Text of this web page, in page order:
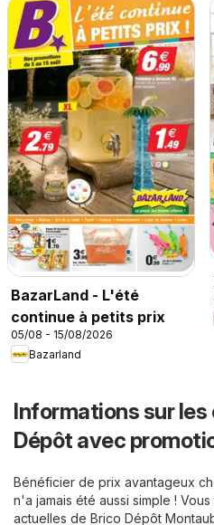
BazarLand - L'été
continue à petits prix
05/08 - 15/08/2026
Bazarland
Informations sur
Dépôt avec
Bénéficier de prix avantageux
n'a jamais été aussi simple !
actuelles de Brico Dépôt